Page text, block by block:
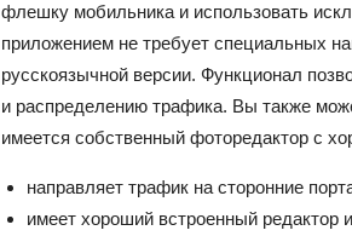
флешку мобильника и использовать
приложением не требует специальных
русскоязычной версии. Функционал
и распределению трафика. Вы также
имеется собственный фоторедактор с
направляет трафик на сторонние
имеет хороший встроенный редактор